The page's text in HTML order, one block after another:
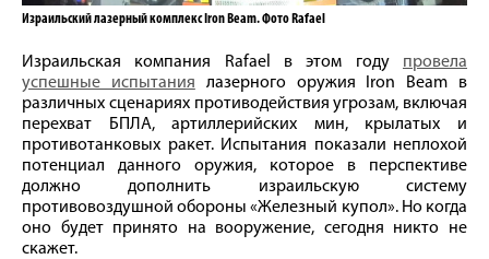
Израильский лазерный комплекс Iron Beam. Фото Rafael
Израильская компания Rafael в этом году провела
успешные испытания лазерного оружия Iron Beam в
различных сценариях противодействия угрозам, включая
перехват БПЛА, артиллерийских мин, крылатых и
противотанковых ракет. Испытания показали неплохой
потенциал данного оружия, которое в перспективе
должно дополнить израильскую систему
противовоздушной обороны «Железный купол». Но когда
оно будет принято на вооружение, сегодня никто не
скажет.